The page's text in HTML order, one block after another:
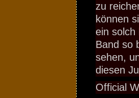
zu
können
ein solch
Band so
sehen,
diesen
Official